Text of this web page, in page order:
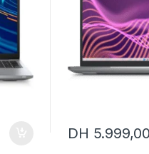
DH 5.999,00